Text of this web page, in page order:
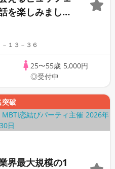
を楽しみましょ
１３－３６
25〜55歳 5,000円
◎受付中
突破
界最大規模の1